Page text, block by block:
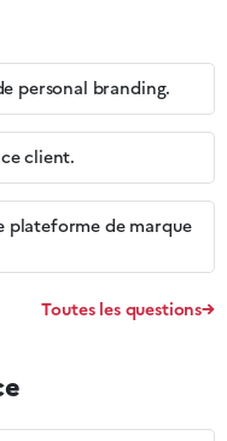
personal branding.
client.
plateforme de marque
Toutes les questions